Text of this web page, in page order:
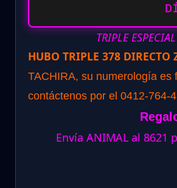
TRIPLE
HUBO TRIPLE 378 DIRECTO
TACHIRA, su numerología es
contáctenos por el 0412-764-
Envía ANIMAL al 8621